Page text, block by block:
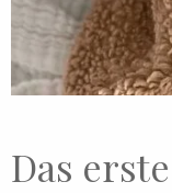
Das